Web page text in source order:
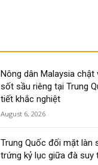
Nông dân Malaysia
sốt sầu riêng tại Trung
tiết khắc nghiệt
August 6, 2026
Trung Quốc đối mặt làn
trứng kỷ lục giữa đà suy